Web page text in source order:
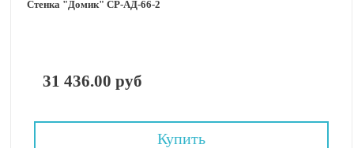
Стенка "Домик" СР-АД-66-2
31 436.00 руб
Купить